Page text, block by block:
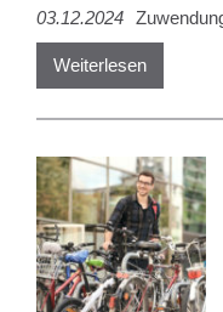
03.12.2024
Weiterlesen